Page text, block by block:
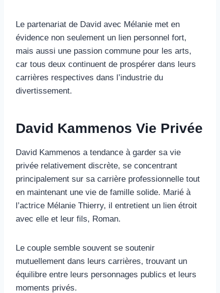
Le partenariat de David avec Mélanie met en
évidence non seulement un lien personnel fort,
mais aussi une passion commune pour les arts,
car tous deux continuent de prospérer dans leurs
carrières respectives dans l’industrie du
divertissement.
David Kammenos Vie Privée
David Kammenos a tendance à garder sa vie
privée relativement discrète, se concentrant
principalement sur sa carrière professionnelle tout
en maintenant une vie de famille solide. Marié à
l’actrice Mélanie Thierry, il entretient un lien étroit
avec elle et leur fils, Roman.
Le couple semble souvent se soutenir
mutuellement dans leurs carrières, trouvant un
équilibre entre leurs personnages publics et leurs
moments privés.